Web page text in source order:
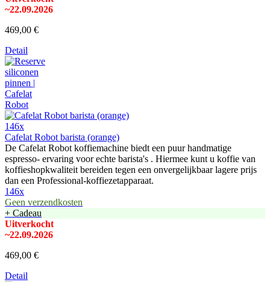
~22.09.2026
469,00 €
Detail
146x
Cafelat Robot barista (orange)
De Cafelat Robot koffiemachine biedt een puur handmatige
espresso- ervaring voor echte barista's . Hiermee kunt u koffie van
koffieshopkwaliteit bereiden tegen een onvergelijkbaar lagere prijs
dan een Professional-koffiezetapparaat.
146x
Geen verzendkosten
+ Cadeau
Uitverkocht
~22.09.2026
469,00 €
Detail